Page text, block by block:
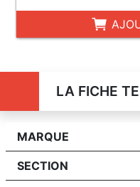
LA FICHE
MARQUE
SECTION